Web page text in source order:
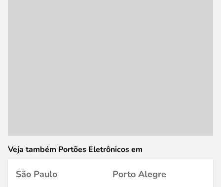
Veja também Portões Eletrônicos em
São Paulo
Porto Alegre